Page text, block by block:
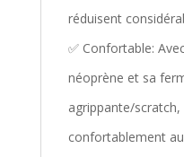
réduisent
✅ Confortable:
néoprène et sa
agrippante/
confortablement